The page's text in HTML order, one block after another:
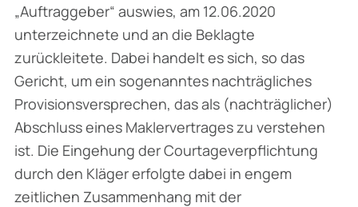
„Auftraggeber“ auswies, am 12.06.2020
unterzeichnete und an die Beklagte
zurückleitete. Dabei handelt es sich, so das
Gericht, um ein sogenanntes nachträgliches
Provisionsversprechen, das als (nachträglicher)
Abschluss eines Maklervertrages zu verstehen
ist. Die Eingehung der Courtageverpflichtung
durch den Kläger erfolgte dabei in engem
zeitlichen Zusammenhang mit der